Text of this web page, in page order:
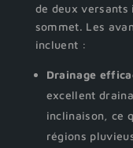
de deux versants
sommet. Les
incluent :
Drainage
excellent
inclinaison, ce
régions